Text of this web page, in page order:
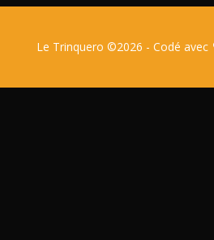
Le Trinquero ©2026 - Codé avec